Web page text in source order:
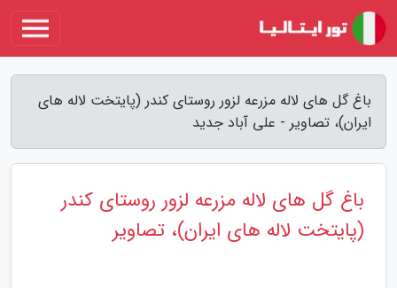
باغ گل های لاله مزرعه لزور روستای کندر (پایتخت لاله های
ایران)، تصاویر - علی آباد جدید
باغ گل های لاله مزرعه لزور روستای کندر
(پایتخت لاله های ایران)، تصاویر